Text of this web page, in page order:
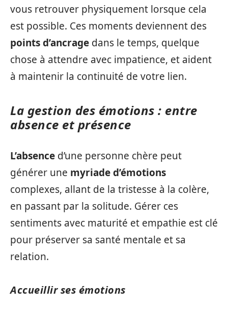
vous retrouver physiquement lorsque cela
est possible. Ces moments deviennent des
points d’ancrage dans le temps, quelque
chose à attendre avec impatience, et aident
à maintenir la continuité de votre lien.
La gestion des émotions : entre
absence et présence
L’absence d’une personne chère peut
générer une myriade d’émotions
complexes, allant de la tristesse à la colère,
en passant par la solitude. Gérer ces
sentiments avec maturité et empathie est clé
pour préserver sa santé mentale et sa
relation.
Accueillir ses émotions